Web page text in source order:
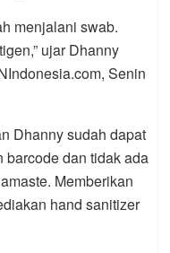
menjalani swab.
ujar Dhanny
Senin
Dhanny sudah dapat
barcode dan tidak ada
Memberikan
hand sanitizer